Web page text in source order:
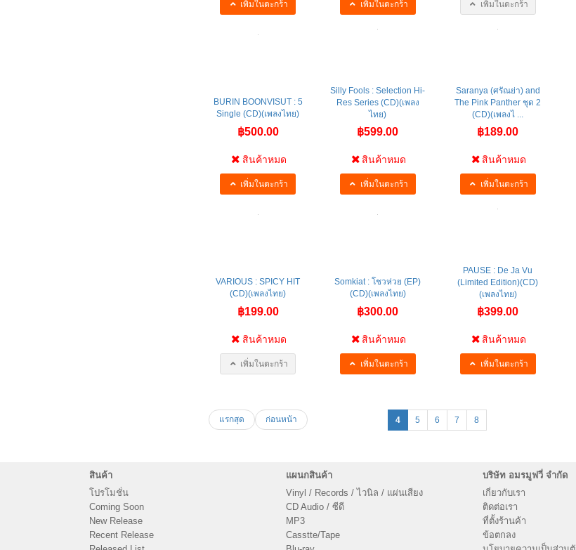
BURIN BOONVISUT : 5
Single (CD)(เพลงไทย)
฿500.00
สินค้าหมด
Silly Fools : Selection Hi-
Res Series (CD)(เพลง
ไทย)
฿599.00
สินค้าหมด
Saranya (ศรัณย่า) and
The Pink Panther ชุด 2
(CD)(เพลงไ ...
฿189.00
สินค้าหมด
VARIOUS : SPICY HIT
(CD)(เพลงไทย)
฿199.00
สินค้าหมด
Somkiat : โชวห่วย (EP)
(CD)(เพลงไทย)
฿300.00
สินค้าหมด
PAUSE : De Ja Vu
(Limited Edition)(CD)
(เพลงไทย)
฿399.00
สินค้าหมด
แรกสุด
Coming Soon
Vinyl / Records / ไวนิล / แผ่นเสียง
Casstte/Tape
บริษัท อมรมูฟวี่ จำกัด
เกี่ยวกับเรา
ติดต่อเรา
ที่ตั้งร้านค้า
ข้อตกลง